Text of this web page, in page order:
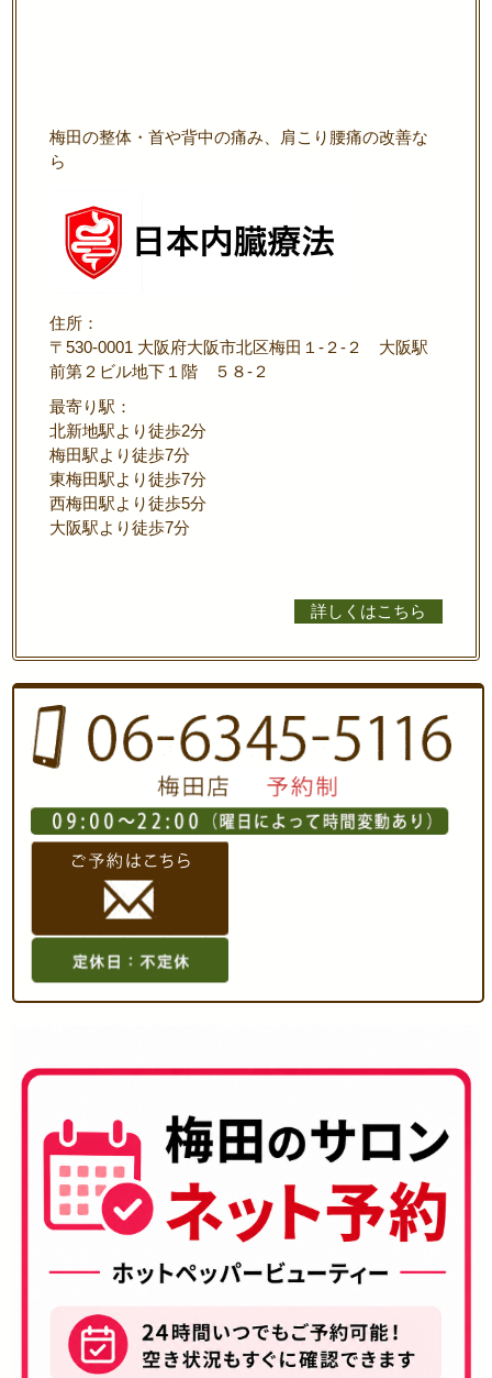
梅田の整体・首や背中の痛み、肩こり腰痛の改善な
ら
住所：
〒530-0001 大阪府大阪市北区梅田１-２-２ 大阪駅
前第２ビル地下１階 ５８-２
最寄り駅：
北新地駅より徒歩2分
梅田駅より徒歩7分
東梅田駅より徒歩7分
西梅田駅より徒歩5分
大阪駅より徒歩7分
詳しくはこちら